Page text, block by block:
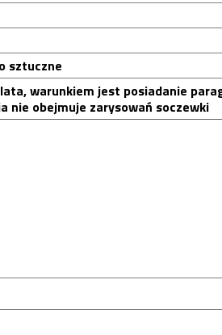
sztuczne
warunkiem jest posiadanie
nie obejmuje zarysowań soczewki